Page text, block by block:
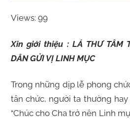
Views: 99
Xin giới thiệu : LÁ THƯ TÂM
DÂN GỬI VỊ LINH MỤC
Trong những dịp lễ phong
tân chức, người ta thường
“Chúc cho Cha trở nên Linh